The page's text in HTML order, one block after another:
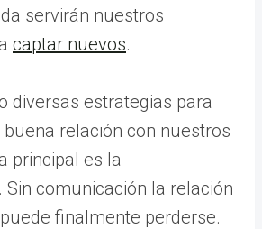
servirán nuestros
captar nuevos.
diversas estrategias para
relación con nuestros
principal es la
comunicación la relación
finalmente perderse.